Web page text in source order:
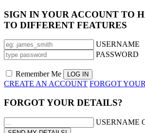
SIGN IN YOUR ACCOUNT TO
TO DIFFERENT FEATURES
USERNAME
PASSWORD
Remember Me
CREATE AN ACCOUNT FORGOT
FORGOT YOUR DETAILS?
USERNAME